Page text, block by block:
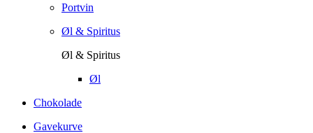
Portvin
Øl & Spiritus
Øl & Spiritus
Øl
Chokolade
Gavekurve